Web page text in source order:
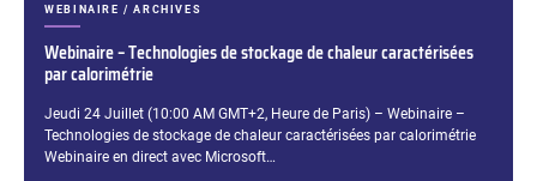
Webinaire – Technologies de stockage de chaleur caractérisées
par calorimétrie
CATÉGORIES :
WEBINAIRE / ARCHIVES
Extrait :
Jeudi 24 Juillet (10:00 AM GMT+2, Heure de Paris) – Webinaire –
Technologies de stockage de chaleur caractérisées par calorimétrie
Webinaire en direct avec Microsoft…